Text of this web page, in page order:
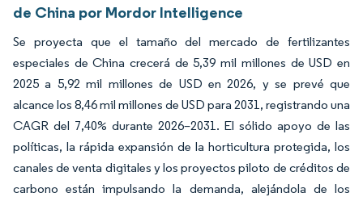
de China por Mordor Intelligence
Se proyecta que el tamaño del mercado de fertilizantes
especiales de China crecerá de 5,39 mil millones de USD en
2025 a 5,92 mil millones de USD en 2026, y se prevé que
alcance los 8,46 mil millones de USD para 2031, registrando una
CAGR del 7,40% durante 2026–2031. El sólido apoyo de las
políticas, la rápida expansión de la horticultura protegida, los
canales de venta digitales y los proyectos piloto de créditos de
carbono están impulsando la demanda, alejándola de los